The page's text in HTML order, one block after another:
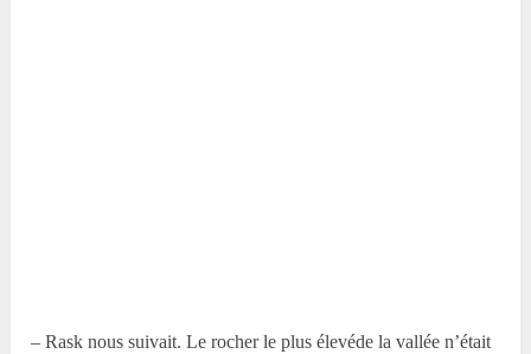
– Rask nous suivait. Le rocher le plus élevéde la vallée n’était